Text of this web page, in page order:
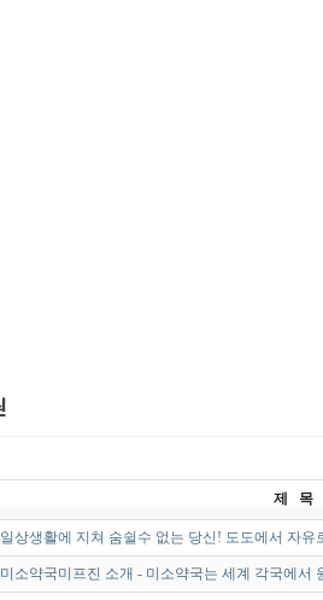
제 목
일상생활에 지쳐 숨쉴수 없는 당신! 도도에서 자
미소약국미프진 소개 - 미소약국는 세계 각국에서